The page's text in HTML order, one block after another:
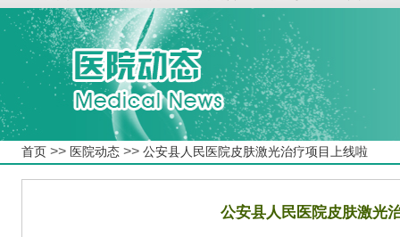
首页 >> 医院动态 >> 公安县人民医院皮肤激光治疗项目上线啦
公安县人民医院皮肤激光